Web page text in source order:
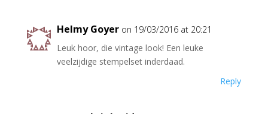
Helmy Goyer on 19/03/2016 at 20:21
Leuk hoor, die vintage look! Een leuke
veelzijdige stempelset inderdaad.
Reply